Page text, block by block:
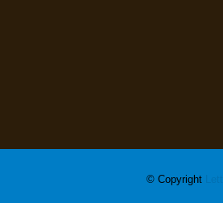
© Copyright